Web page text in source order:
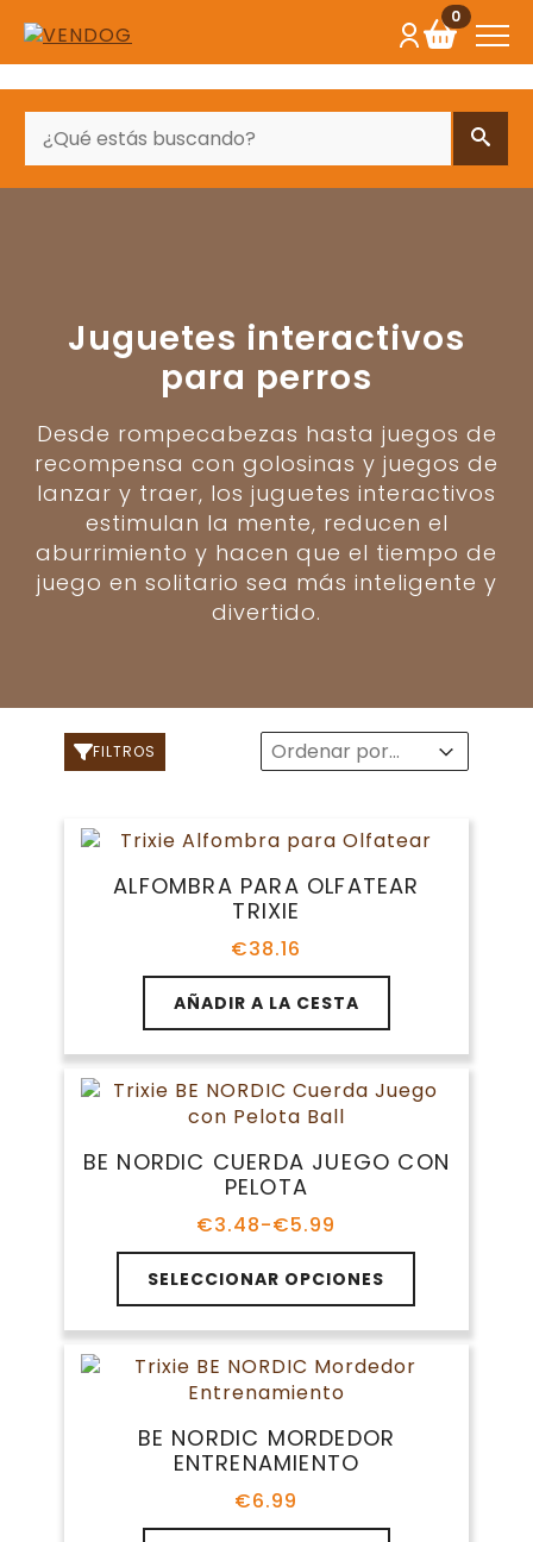
0
Juguetes interactivos
para perros
Desde rompecabezas hasta juegos de
recompensa con golosinas y juegos de
lanzar y traer, los juguetes interactivos
estimulan la mente, reducen el
aburrimiento y hacen que el tiempo de
juego en solitario sea más inteligente y
divertido.
FILTROS Sort
Sort content
Sort content
ALFOMBRA PARA OLFATEAR
TRIXIE
€38.16
AÑADIR A LA CESTA
BE NORDIC CUERDA JUEGO CON
PELOTA
€3.48-€5.99
Rango
de
precios:
desde
€3.48
hasta
€5.99
SELECCIONAR OPCIONES
Este
producto
tiene
múltiples
variantes.
se
pueden
BE NORDIC MORDEDOR
ENTRENAMIENTO
€6.99